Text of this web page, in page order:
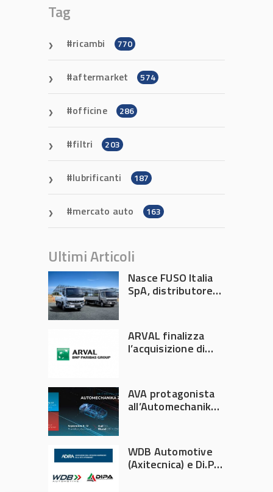
Tag
ricambi 770
aftermarket 574
officine 286
filtri 203
lubrificanti 187
mercato auto 163
Ultimi Articoli
Nasce FUSO Italia
SpA, distributore
ARVAL finalizza
l’acquisizione di
AVA protagonista
all’Automechanika
WDB Automotive
(Axitecnica) e Di.Pa.